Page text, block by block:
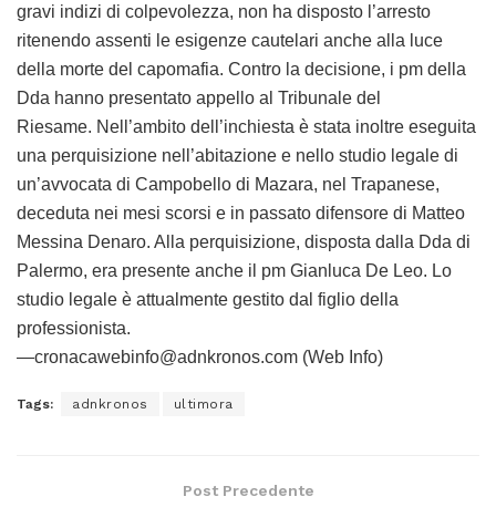
gravi indizi di colpevolezza, non ha disposto l’arresto
ritenendo assenti le esigenze cautelari anche alla luce
della morte del capomafia. Contro la decisione, i pm della
Dda hanno presentato appello al Tribunale del
Riesame. Nell’ambito dell’inchiesta è stata inoltre eseguita
una perquisizione nell’abitazione e nello studio legale di
un’avvocata di Campobello di Mazara, nel Trapanese,
deceduta nei mesi scorsi e in passato difensore di Matteo
Messina Denaro. Alla perquisizione, disposta dalla Dda di
Palermo, era presente anche il pm Gianluca De Leo. Lo
studio legale è attualmente gestito dal figlio della
professionista.
—cronacawebinfo@adnkronos.com (Web Info)
Tags: adnkronos ultimora
Post Precedente